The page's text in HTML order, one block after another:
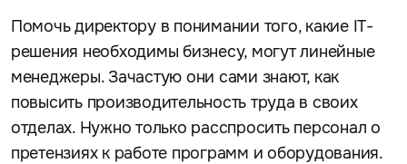
Помочь директору в понимании того, какие IT-
решения необходимы бизнесу, могут линейные
менеджеры. Зачастую они сами знают, как
повысить производительность труда в своих
отделах. Нужно только расспросить персонал о
претензиях к работе программ и оборудования.